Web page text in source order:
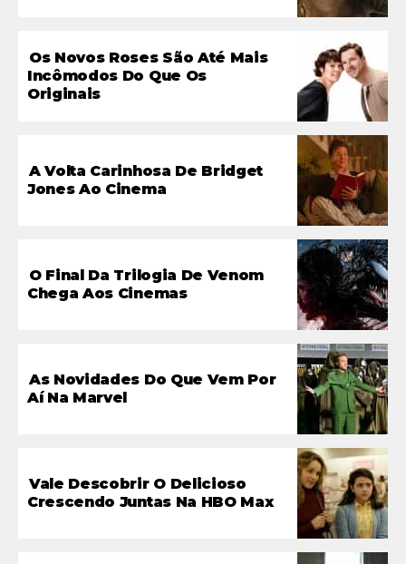
Os Novos Roses São Até Mais
Incômodos Do Que Os
Originais
A Volta Carinhosa De Bridget
Jones Ao Cinema
O Final Da Trilogia De Venom
Chega Aos Cinemas
As Novidades Do Que Vem Por
Aí Na Marvel
Vale Descobrir O Delicioso
Crescendo Juntas Na HBO Max